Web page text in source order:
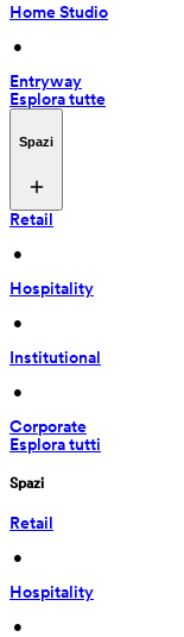
Home Studio
•
Entryway
Esplora tutte
Spazi
Retail
•
Hospitality
•
Institutional
•
Corporate
Esplora tutti
Spazi
Retail
•
Hospitality
•